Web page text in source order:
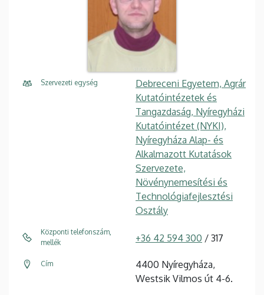
Szervezeti egység
Debreceni Egyetem, Agrár
Kutatóintézetek és
Tangazdaság, Nyíregyházi
Kutatóintézet (NYKI),
Nyíregyháza Alap- és
Alkalmazott Kutatások
Szervezete,
Növénynemesítési és
Technológiafejlesztési
Osztály
Központi telefonszám,
mellék
+36 42 594 300 / 317
Cím
4400 Nyíregyháza,
Westsik Vilmos út 4-6.